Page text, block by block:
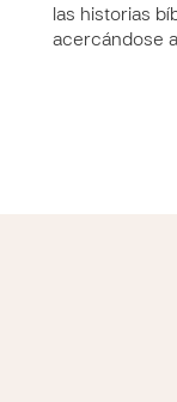
las historias
acercándose